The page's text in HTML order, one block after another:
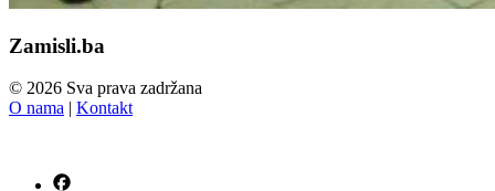
Zamisli.ba
© 2026 Sva prava zadržana
O nama | Kontakt